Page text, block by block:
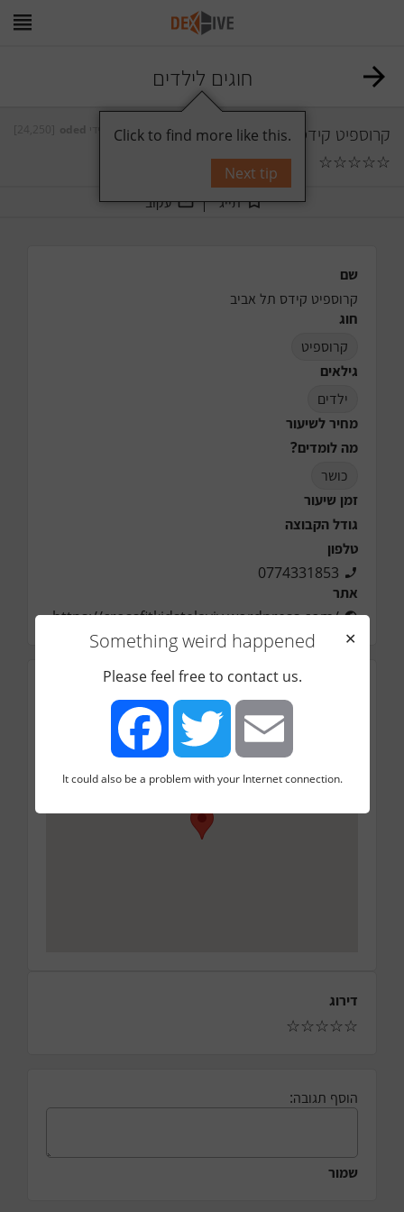
חוגים לילדים
קרוספיט קידס תל אביב
☆
☆
☆
☆
☆
0 תגובות
תייג עקוב
שם
קרוספיט קידס תל אביב
חוג
קרוספיט
גילאים
ילדים
מחיר לשיעור
מה לומדים?
כושר
זמן שיעור
גודל הקבוצה
טלפון
0774331853
אתר
https://crossfitkidstelaviv.wordpress.com/
דירוג
☆
☆
☆
☆
☆
הוסף תגובה:
שמור
Something weird happened
✕
Please feel free to contact us.
FacebookTwitter Email
It could also be a problem with your Internet connection.
Click to find more like this.
Next tip